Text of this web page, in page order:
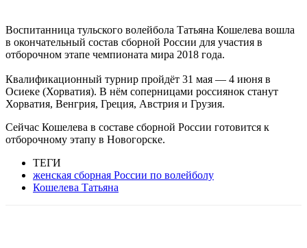
Воспитанница тульского волейбола Татьяна Кошелева вошла
в окончательный состав сборной России для участия в
отборочном этапе чемпионата мира 2018 года.
Квалификационный турнир пройдёт 31 мая — 4 июня в
Осиеке (Хорватия). В нём соперницами россиянок станут
Хорватия, Венгрия, Греция, Австрия и Грузия.
Сейчас Кошелева в составе сборной России готовится к
отборочному этапу в Новогорске.
ТЕГИ
женская сборная России по волейболу
Кошелева Татьяна